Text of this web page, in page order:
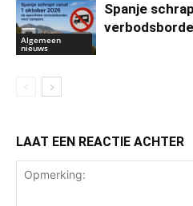
Algemeen
nieuws
Spanje
LAAT EEN REACTIE ACHTER